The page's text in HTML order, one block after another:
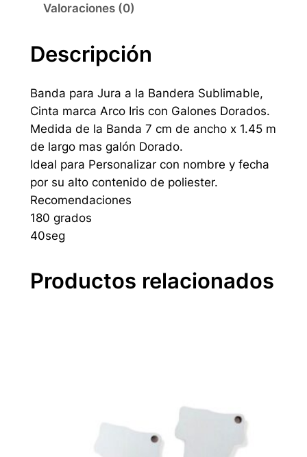
a
s
u
b
l
i
m
a
b
c
Valoraciones (0)
Descripción
Banda para Jura a la Bandera Sublimable,
Cinta marca Arco Iris con Galones Dorados.
Medida de la Banda 7 cm de ancho x 1.45 m
de largo mas galón Dorado.
Ideal para Personalizar con nombre y fecha
por su alto contenido de poliester.
Recomendaciones
180 grados
40seg
Productos relacionados